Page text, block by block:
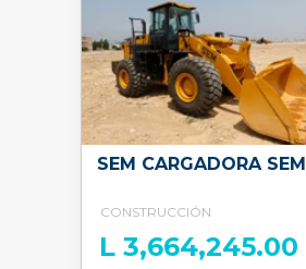
SEM CARGADORA SEM
CONSTRUCCIÓN
L 3,664,245.00